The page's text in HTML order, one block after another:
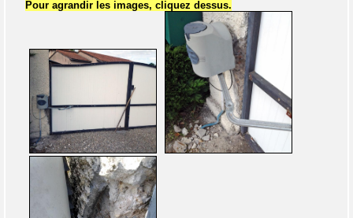
Pour agrandir les images, cliquez dessus.